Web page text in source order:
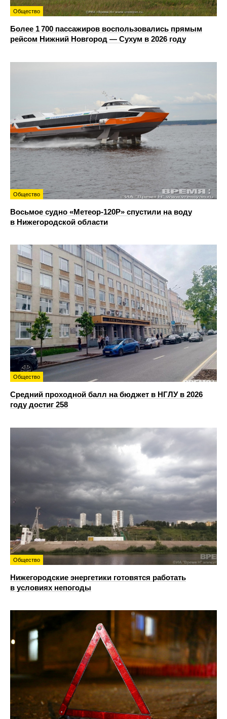
Общество
Более 1 700 пассажиров воспользовались прямым
рейсом Нижний Новгород — Сухум в 2026 году
Общество
Восьмое судно «Метеор-120Р» спустили на воду
в Нижегородской области
Общество
Средний проходной балл на бюджет в НГЛУ в 2026
году достиг 258
Общество
Нижегородские энергетики готовятся работать
в условиях непогоды